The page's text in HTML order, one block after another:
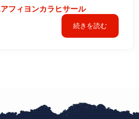
フィヨンカラヒサール
続きを読む